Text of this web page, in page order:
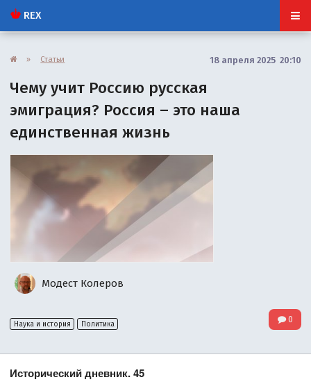
REX
» Статьи 18 апреля 2025 20:10
Чему учит Россию русская
эмиграция? Россия – это наша
единственная жизнь
Модест Колеров
Наука и история Политика 0
Исторический дневник. 45